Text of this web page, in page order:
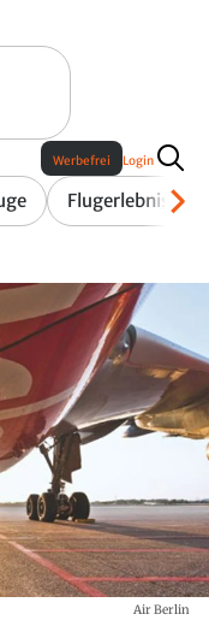
Flugerlebnis
Werbefrei Login
Air Berlin